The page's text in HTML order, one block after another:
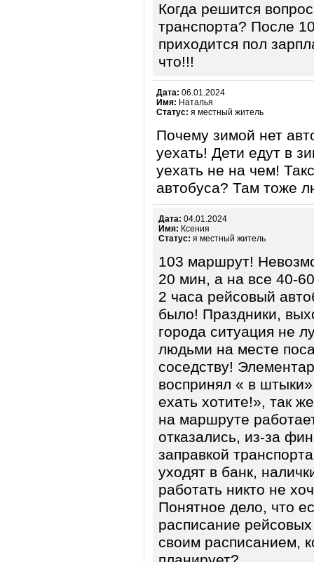
Когда решится
транспорта? После
приходится пол
что!!!
Дата: 06.01.2024
Имя: Наталья
Статус: я местный житель
Почему зимой нет
уехать! Дети едут в
уехать не на чем!
автобуса? Там тоже
Дата: 04.01.2024
Имя: Ксения
Статус: я местный житель
103 маршрут!
20 мин, а на все 40-
2 часа рейсовый
было! Праздники,
города ситуация не
людьми на месте
соседству!
воспринял « в
ехать хотите!», так
на маршруте
отказались, из-за
заправкой
уходят в банк,
работать никто не
Понятное дело, что
расписание
своим расписанием,